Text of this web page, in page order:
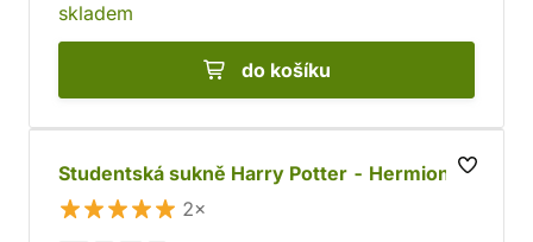
skladem
do košíku
Studentská sukně Harry Potter - Hermiona
2×